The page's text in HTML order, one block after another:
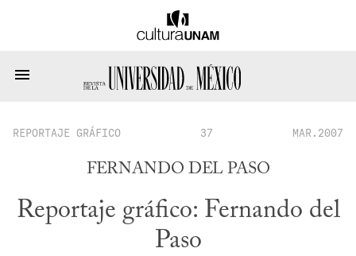
REPORTAJE GRÁFICO 37 MAR.2007
FERNANDO DEL PASO
Reportaje gráfico: Fernando del
Paso